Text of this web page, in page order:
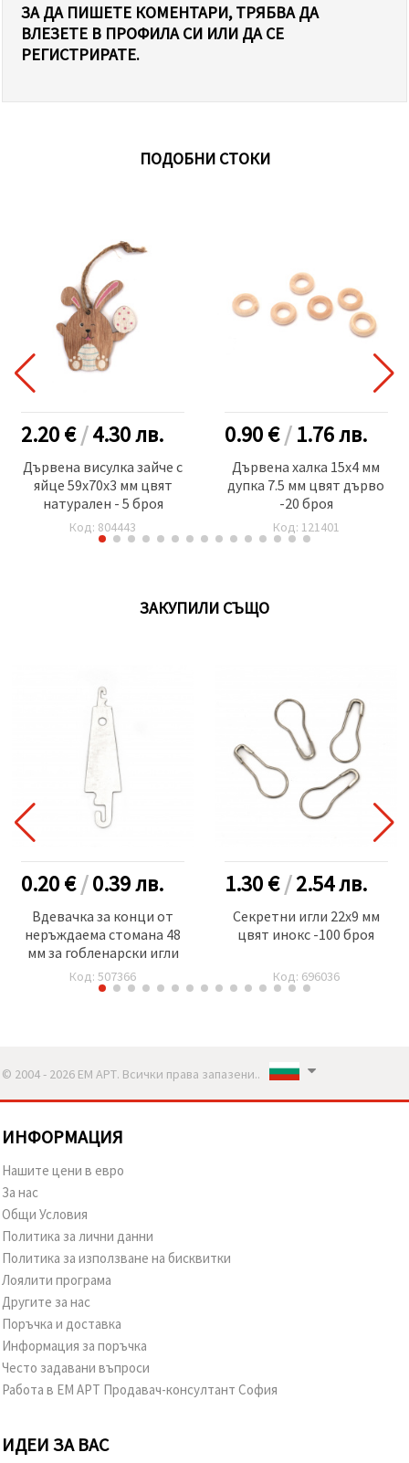
ЗА ДА ПИШЕТЕ КОМЕНТАРИ, ТРЯБВА ДА
ВЛЕЗЕТЕ В ПРОФИЛА СИ ИЛИ ДА СЕ
РЕГИСТРИРАТЕ.
ПОДОБНИ СТОКИ
2.20 €/4.30лв.
Дървена висулка зайче с
яйце 59x70x3 мм цвят
натурален - 5 броя
Код: 804443
0.90 €/1.76лв.
Дървена халка 15x4 мм
дупка 7.5 мм цвят дърво
-20 броя
Код: 121401
ЗАКУПИЛИ СЪЩО
0.20 €/0.39лв.
Вдевачка за конци от
неръждаема стомана 48
мм за гобленарски игли
Код: 507366
1.30 €/2.54лв.
Секретни игли 22x9 мм
цвят инокс -100 броя
Код: 696036
© 2004 - 2026 ЕМ АРТ. Всички права запазени..
ИНФОРМАЦИЯ
Нашите цени в евро
За нас
Общи Условия
Политика за лични данни
Политика за използване на бисквитки
Лоялити програма
Другите за нас
Поръчка и доставка
Информация за поръчка
Често задавани въпроси
Работа в ЕМ АРТ Продавач-консултант София
ИДЕИ ЗА ВАС